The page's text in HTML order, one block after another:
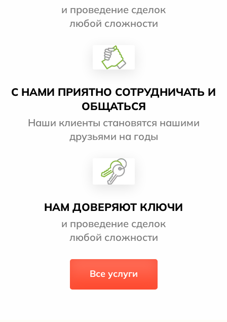
и проведение сделок
любой сложности
С НАМИ ПРИЯТНО СОТРУДНИЧАТЬ И
ОБЩАТЬСЯ
Наши клиенты становятся нашими
друзьями на годы
НАМ ДОВЕРЯЮТ КЛЮЧИ
и проведение сделок
любой сложности
Все услуги